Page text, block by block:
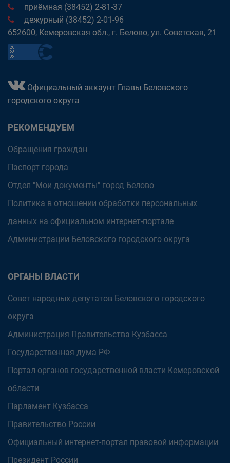
приёмная (38452) 2-81-37
дежурный (38452) 2-01-96
652600, Кемеровская обл., г. Белово, ул. Советская, 21
Официальный аккаунт Главы Беловского
городского округа
РЕКОМЕНДУЕМ
Обращения граждан
Паспорт города
Отдел "Мои документы" город Белово
Политика в отношении обработки персональных
данных на официальном интернет-портале
Администрации Беловского городского округа
ОРГАНЫ ВЛАСТИ
Совет народных депутатов Беловского городского
округа
Администрация Правительства Кузбасса
Государственная дума РФ
Портал органов государственной власти Кемеровской
области
Парламент Кузбасса
Правительство России
Официальный интернет-портал правовой информации
Президент России